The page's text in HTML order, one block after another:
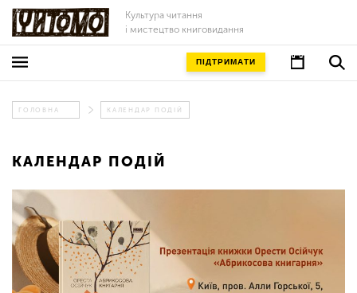
Культура читання
і мистецтво книговидання
ПІДТРИМАТИ
ГОЛОВНА КАЛЕНДАР ПОДІЙ
КАЛЕНДАР ПОДІЙ